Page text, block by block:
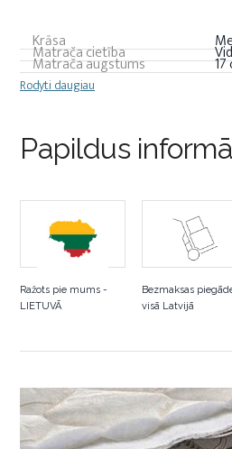
Krāsa
Matrača cietība
Matrača augstums
Rodyti daugiau
Papildus
Ražots pie mums -
LIETUVĀ
Bezmaksas
visā Latvijā